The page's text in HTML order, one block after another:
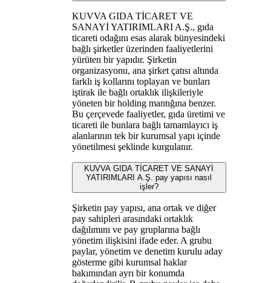
KUVVA GIDA TİCARET VE
SANAYİ YATIRIMLARI A.Ş., gıda
ticareti odağını esas alarak bünyesindeki
bağlı şirketler üzerinden faaliyetlerini
yürüten bir yapıdır. Şirketin
organizasyonu, ana şirket çatısı altında
farklı iş kollarını toplayan ve bunları
iştirak ile bağlı ortaklık ilişkileriyle
yöneten bir holding mantığına benzer.
Bu çerçevede faaliyetler, gıda üretimi ve
ticareti ile bunlara bağlı tamamlayıcı iş
alanlarının tek bir kurumsal yapı içinde
yönetilmesi şeklinde kurgulanır.
KUVVA GIDA TİCARET VE SANAYİ
YATIRIMLARI A.Ş. pay yapısı nasıl
işler?
Şirketin pay yapısı, ana ortak ve diğer
pay sahipleri arasındaki ortaklık
dağılımını ve pay gruplarına bağlı
yönetim ilişkisini ifade eder. A grubu
paylar, yönetim ve denetim kurulu aday
gösterme gibi kurumsal haklar
bakımından ayrı bir konumda